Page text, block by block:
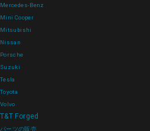
Mercedes-Benz
Mini Cooper
Mitsubishi
Nissan
Porsche
Suzuki
Tesla
Toyota
Volvo
T&T Forged
パーツの販売